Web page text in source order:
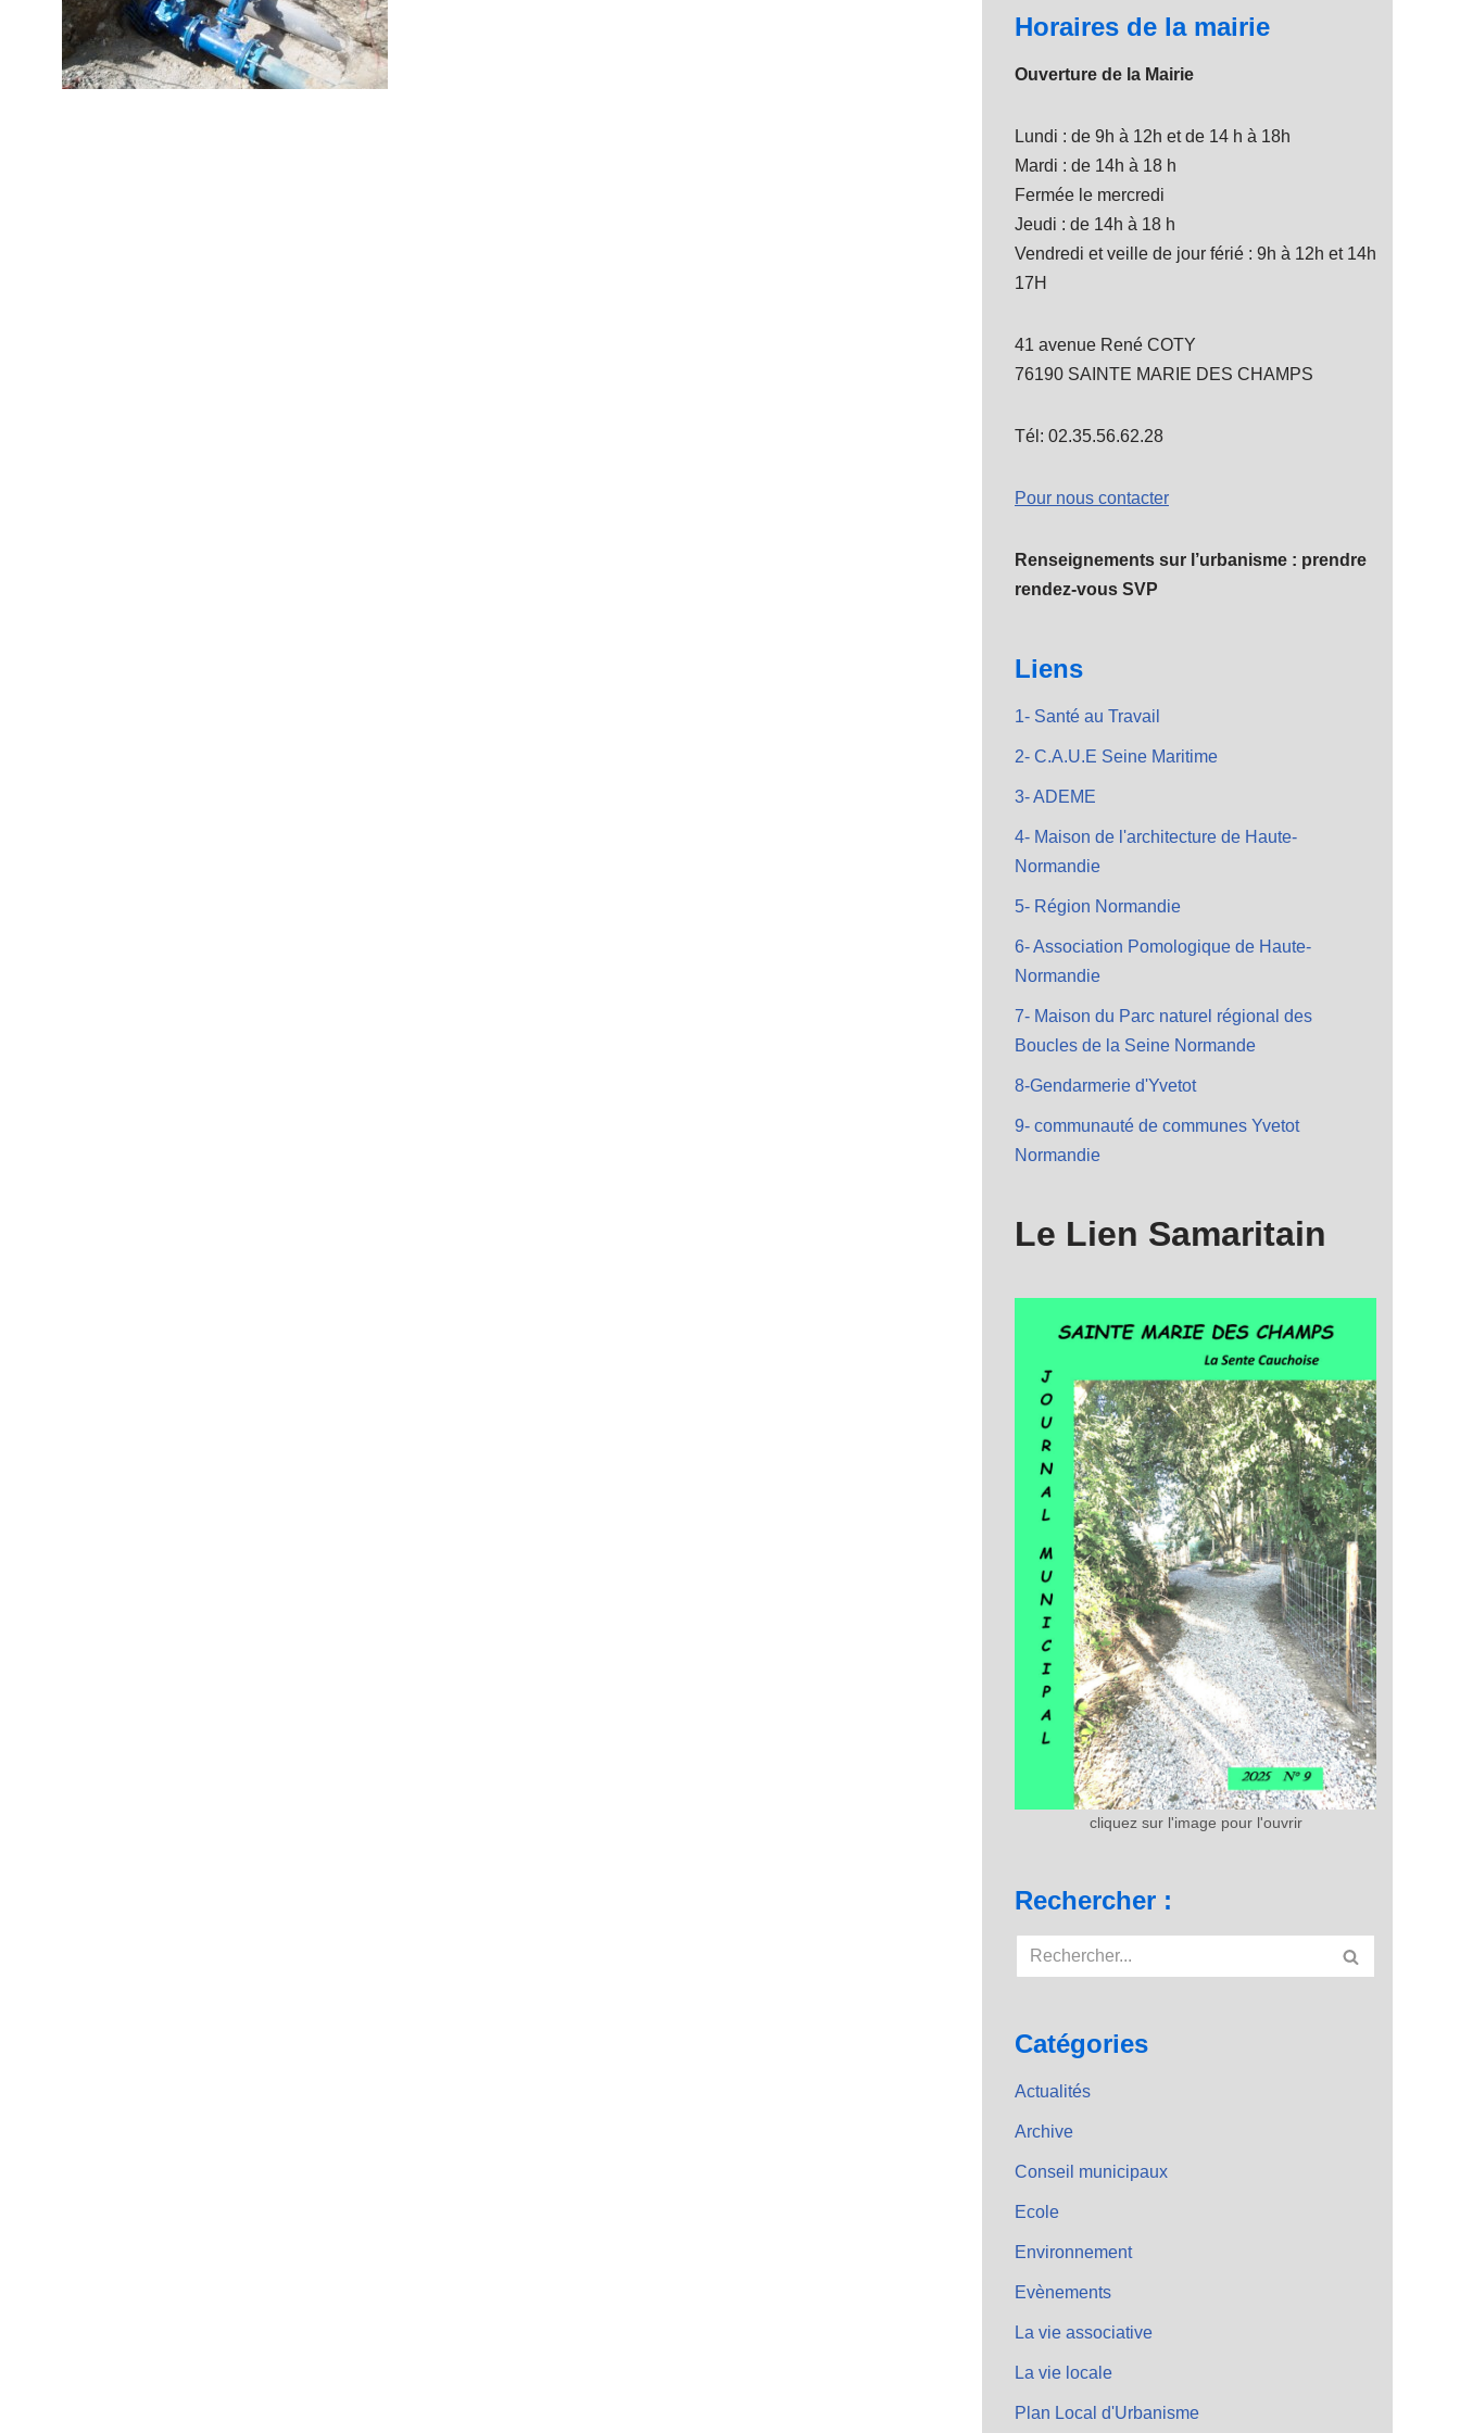
Horaires de la mairie
Ouverture de la Mairie
Lundi : de 9h à 12h et de 14 h à 18h
Mardi : de 14h à 18 h
Fermée le mercredi
Jeudi : de 14h à 18 h
Vendredi et veille de jour férié : 9h à 12h et 14h
17H
41 avenue René COTY
76190 SAINTE MARIE DES CHAMPS
Tél: 02.35.56.62.28
Pour nous contacter
Renseignements sur l’urbanisme : prendre
rendez-vous SVP
Liens
1- Santé au Travail
2- C.A.U.E Seine Maritime
3- ADEME
4- Maison de l'architecture de Haute-
Normandie
5- Région Normandie
6- Association Pomologique de Haute-
Normandie
7- Maison du Parc naturel régional des
Boucles de la Seine Normande
8-Gendarmerie d'Yvetot
9- communauté de communes Yvetot
Normandie
Le Lien Samaritain
cliquez sur l'image pour l'ouvrir
Rechercher :
Catégories
Actualités
Archive
Conseil municipaux
Ecole
Environnement
Evènements
La vie associative
La vie locale
Plan Local d'Urbanisme